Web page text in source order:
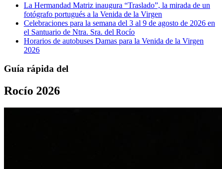
La Hermandad Matriz inaugura “Traslado”, la mirada de un
fotógrafo portugués a la Venida de la Virgen
Celebraciones para la semana del 3 al 9 de agosto de 2026 en
el Santuario de Ntra. Sra. del Rocío
Horarios de autobuses Damas para la Venida de la Virgen
2026
Guía rápida del
Rocío 2026